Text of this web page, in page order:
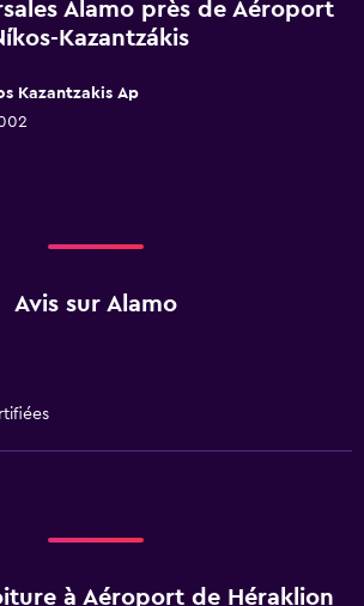
Alamo près de Aéroport
Kazantzákis
Kazantzakis Ap
Avis sur Alamo
à Aéroport de Héraklion